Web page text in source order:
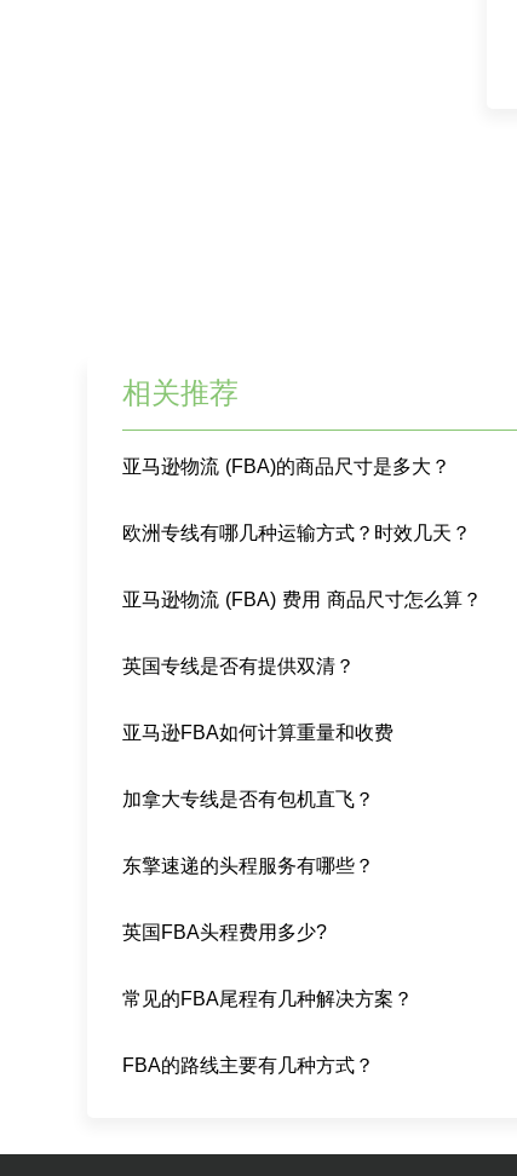
相关推荐
亚马逊物流 (FBA)的商品尺寸是多大？
欧洲专线有哪几种运输方式？时效几天？
亚马逊物流 (FBA) 费用 商品尺寸怎么算？
英国专线是否有提供双清？
亚马逊FBA如何计算重量和收费
加拿大专线是否有包机直飞？
东擎速递的头程服务有哪些？
英国FBA头程费用多少?
常见的FBA尾程有几种解决方案？
FBA的路线主要有几种方式？